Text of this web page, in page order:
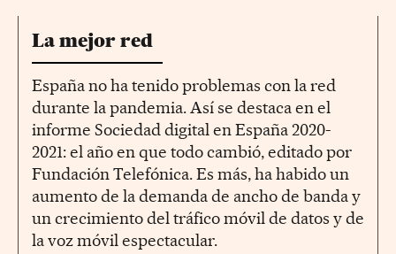
La mejor red
España no ha tenido problemas con la red
durante la pandemia. Así se destaca en el
informe Sociedad digital en España 2020-
2021: el año en que todo cambió, editado por
Fundación Telefónica. Es más, ha habido un
aumento de la demanda de ancho de banda y
un crecimiento del tráfico móvil de datos y de
la voz móvil espectacular.